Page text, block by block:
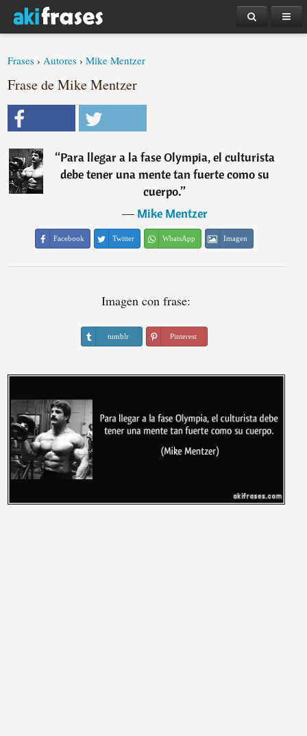
Frases ›Autores ›Mike Mentzer
Frase de Mike Mentzer
“Para llegar a la fase Olympia, el culturista
debe tener una mente tan fuerte como su
cuerpo.”
―Mike Mentzer
Facebook Twitter WhatsApp Imagen
Imagen con frase:
tumblr Pinterest